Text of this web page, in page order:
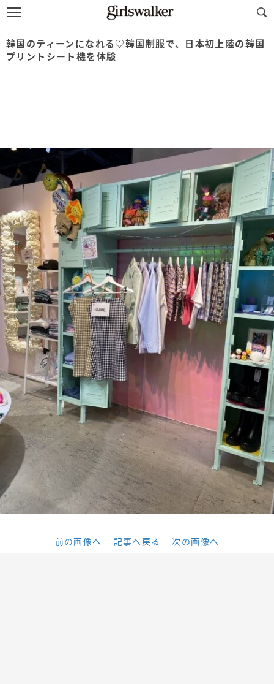
韓国のティーンになれる♡韓国制服で、日本初上陸の韓国
プリントシート機を体験
前の画像へ 記事へ戻る 次の画像へ